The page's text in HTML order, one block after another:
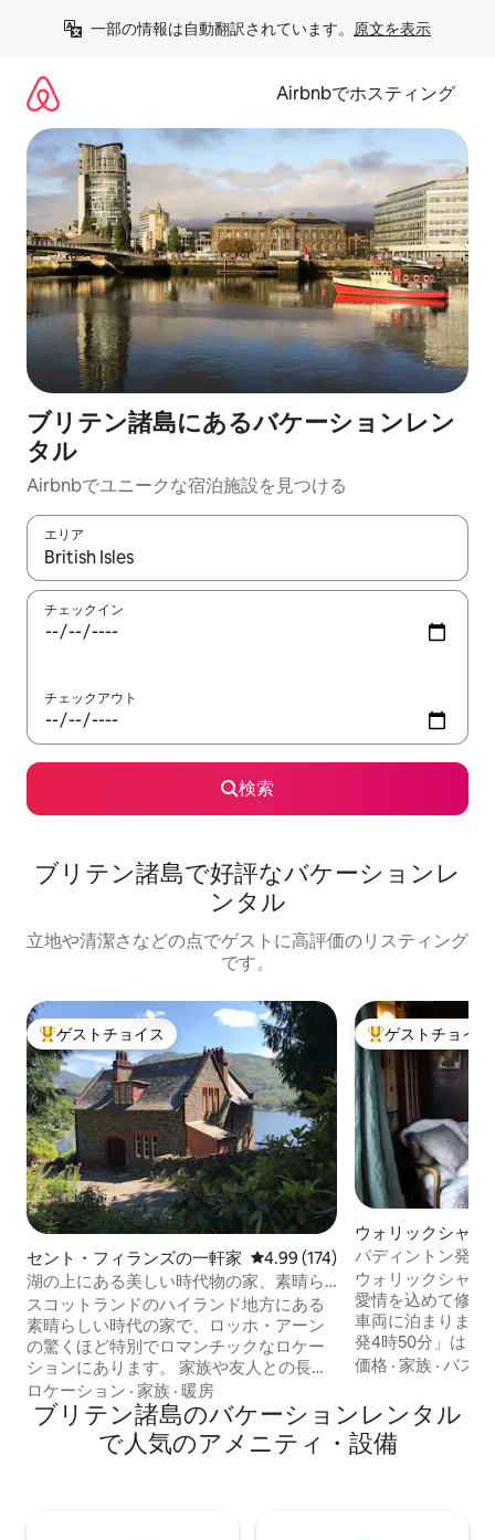
一部の情報は自動翻訳されています。 原文を表示
Airbnbでホスティング
ブリテン諸島にあるバケーションレン
タル
Airbnbでユニークな宿泊施設を見つける
エリア
検索結果が表示されたら、上下の矢印キーを使って移動するか
チェックイン
チェックアウト
検索
ブリテン諸島で好評なバケーションレ
ンタル
立地や清潔さなどの点でゲストに高評価のリスティング
です。
大好評のゲストチョイスです。
ゲストチョイス
セント・フィランズの一軒家 レビュー174件、5つ星中4.99つ
4.99 (174)
湖の上にある美しい時代物の家、素晴ら
しい景色
スコットランドのハイランド地方にある
素晴らしい時代の家で、ロッホ・アーン
の驚くほど特別でロマンチックなロケー
ションにあります。 家族や友人との長期
休暇や短期休暇、特別なお祝い、さらに
はハネムーンにも最適です！ または、美
しい景色を楽しむだけでも良いでしょ
ロケーション · 家族 · 暖房
大好評のゲスト
ゲストチョイス
ウォリックシャー
ウス
パディントン発4
ウォリックシャー
愛情を込めて修復
車両に泊まりまし
発4時50分」は、
機のレコード、田
ものがすべて揃
す。 ドレイコート・ウォーターまで歩い
て行ったり、ドア
価格 ·家族 ·バス
ブリテン諸島のバケーションレンタル
で人気のアメニティ・設備